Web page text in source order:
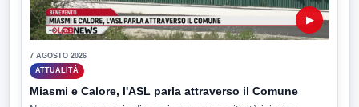
▶
7 AGOSTO 2026
ATTUALITÀ
Miasmi e Calore, l'ASL parla attraverso il Comune